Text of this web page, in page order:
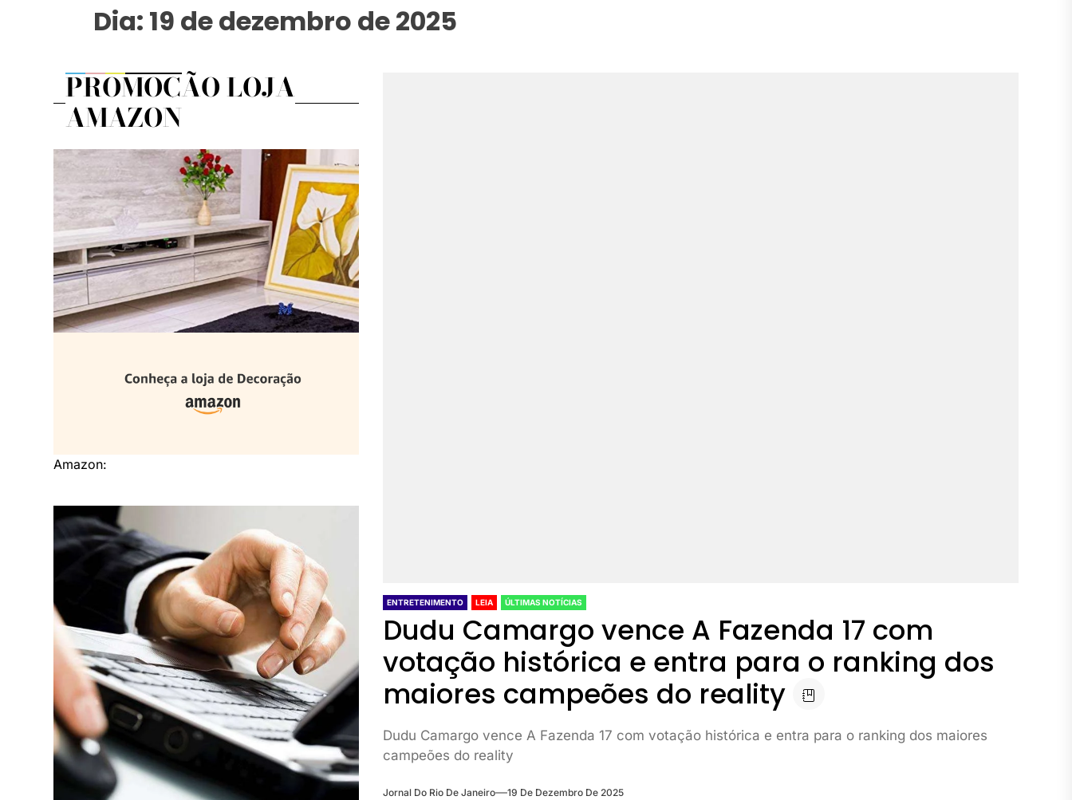
Dia: 19 de dezembro de 2025
ENTRETENIMENTO LEIA ÚLTIMAS NOTÍCIAS
Dudu Camargo vence A Fazenda 17 com
votação histórica e entra para o ranking dos
maiores campeões do reality
Dudu Camargo vence A Fazenda 17 com votação histórica e entra para o ranking dos maiores
campeões do reality
Jornal Do Rio De Janeiro 19 De Dezembro De 2025
PROMOÇÃO LOJA
AMAZON
Amazon: